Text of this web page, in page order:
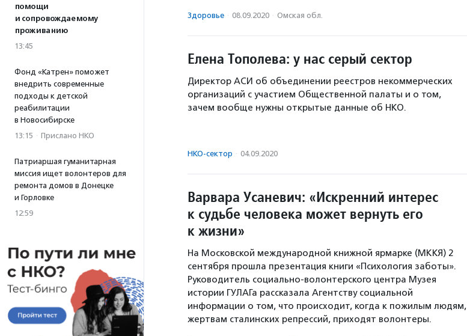
помощи
и сопровождаемому
проживанию
13:45
Фонд «Катрен» поможет
внедрить современные
подходы к детской
реабилитации
в Новосибирске
13:15 · Прислано НКО
Патриаршая гуманитарная
миссия ищет волонтеров для
ремонта домов в Донецке
и Горловке
12:59
Здоровье · 08.09.2020 · Омская обл.
Елена Тополева: у нас серый сектор
Директор АСИ об объединении реестров некоммерческих
организаций с участием Общественной палаты и о том,
зачем вообще нужны открытые данные об НКО.
НКО-сектор · 04.09.2020
Варвара Усаневич: «Искренний интерес
к судьбе человека может вернуть его
к жизни»
На Московской международной книжной ярмарке (МККЯ) 2
сентября прошла презентация книги «Психология заботы».
Руководитель социально-волонтерского центра Музея
истории ГУЛАГа рассказала Агентству социальной
информации о том, что происходит, когда к пожилым людям,
жертвам сталинских репрессий, приходят волонтеры.